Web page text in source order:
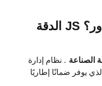
كيفية تحسين خدمات التصنيع باستخدام الحاسب الآلي ذات 5 محاور؟ JS الدقة
الصناعة . نظام إدارة
يوفر ضمانًا إطاريًا